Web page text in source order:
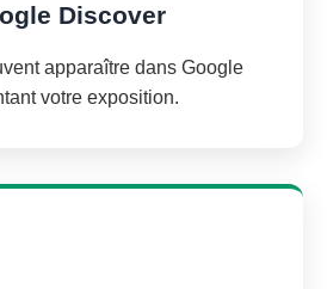
Discover
apparaître dans Google
votre exposition.